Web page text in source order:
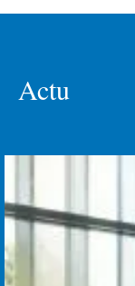
Actu